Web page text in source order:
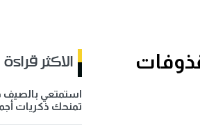
مقذوفات
الاكثر قراءة
استمتعي بالصيف
تمنحك ذكريات